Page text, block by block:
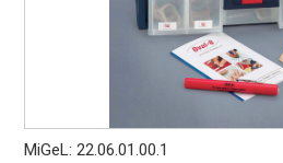
MiGeL: 22.06.01.00.1